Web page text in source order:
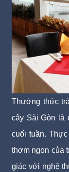
Thưởng thức
cây Sài Gòn là
cuối tuần.
thơm ngon của
giác với nghệ